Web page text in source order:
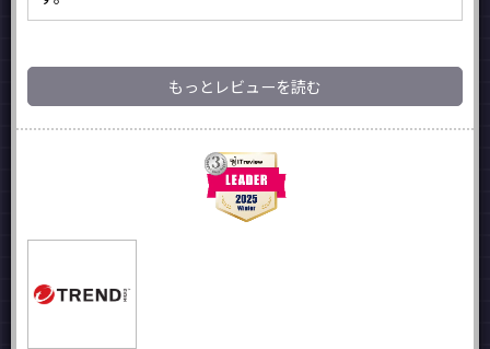
もっとレビューを読む